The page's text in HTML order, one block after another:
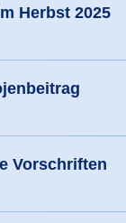
Herbst 2025
Vorschriften